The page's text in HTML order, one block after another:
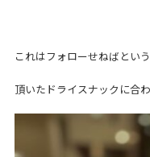
これはフォローせねばとい
頂いたドライスナックに合